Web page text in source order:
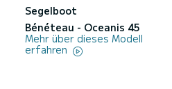
Segelboot
Bénéteau - Oceanis 45
Mehr über dieses Modell
erfahren